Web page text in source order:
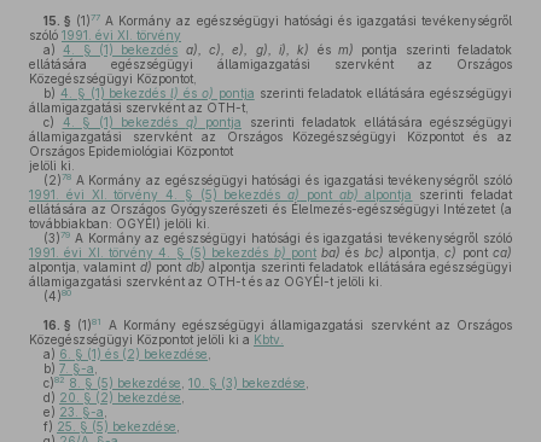
15. § (1)77 A Kormány az egészségügyi hatósági és igazgatási tevékenységről
szóló 1991. évi XI. törvény
a)
4. § (1) bekezdés a), c), e), g), i), k) ésm) pontja szerinti feladatok
ellátására egészségügyi államigazgatási szervként az Országos
Közegészségügyi Központot,
b) 4. § (1) bekezdésl) és o) pontja szerinti feladatok ellátására egészségügyi
államigazgatási szervként az OTH-t,
c)
4. § (1) bekezdés q) pontja szerinti feladatok ellátására egészségügyi
államigazgatási szervként az Országos Közegészségügyi Központot és az
Országos Epidemiológiai Központot
jelöli ki.
(2)78 A Kormány az egészségügyi hatósági és igazgatási tevékenységről szóló
1991. évi XI. törvény 4. § (5) bekezdésa) pont ab) alpontja
szerinti feladat
ellátására az Országos Gyógyszerészeti és Élelmezés-egészségügyi Intézetet (a
továbbiakban: OGYÉI) jelöli ki.
(3)79 A Kormány az egészségügyi hatósági és igazgatási tevékenységről szóló
1991. évi XI. törvény 4. § (5) bekezdés b) pont ba) és bc) alpontja,c) pont ca)
alpontja, valamint d) pont db) alpontja szerinti feladatok ellátására egészségügyi
államigazgatási szervként az OTH-t és az OGYÉI-t jelöli ki.
(4)80
16. § (1)81
A Kormány egészségügyi államigazgatási szervként az Országos
Közegészségügyi Központot jelöli ki a Kbtv.
a) 6. § (1) és (2) bekezdése
b) 7. §-a
c)82 8. § (5) bekezdése 10. § (3) bekezdése
d) 20. § (2) bekezdése
e) 23. §-a
f) 25. § (5) bekezdése